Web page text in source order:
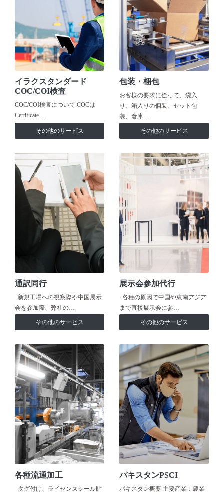
イラクスタンダード
COC/COI検査
COC/COI検査について COCは
Certificate …
その他のサービス
包装・梱包
お客様の要求に従って、袋入
り、箱入りの個装、セット包
装、倉庫…
その他のサービス
通訳同行
新規工場への視察際や中国展示
会を参加際、弊社の…
その他のサービス
展示会参加代行
各種の原因で中国や東南アジア
まで直接展示会に参…
その他のサービス
各種流通加工
タグ付け、ライセンスシール貼
パキスタンPSCI
パキスタン概要 主要産業：農業